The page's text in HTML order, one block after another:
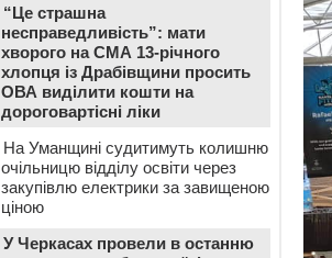
“Це страшна
несправедливість”: мати
хворого на СМА 13-річного
хлопця із Драбівщини просить
ОВА виділити кошти на
дороговартісні ліки
На Уманщині судитимуть колишню
очільницю відділу освіти через
закупівлю електрики за завищеною
ціною
У Черкасах провели в останню